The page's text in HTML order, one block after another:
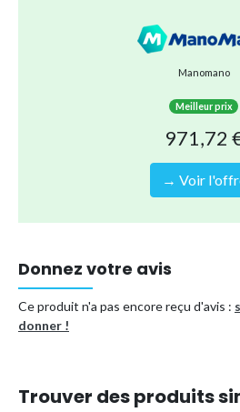
Manomano
Meilleur prix
971,72
→ Voir
Donnez votre avis
Ce produit n'a pas encore reçu d'avis :
donner !
Trouver des produits